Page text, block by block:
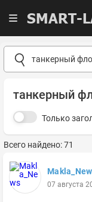
SMART-
танкерный
Только
Всего найдено: 71
07 августа